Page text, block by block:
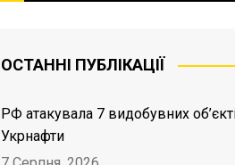
ОСТАННІ ПУБЛІКАЦІЇ
РФ атакувала 7 видобувних
Укрнафти